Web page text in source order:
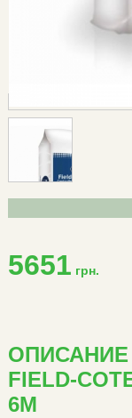
5651 грн.
ОПИСАНИЕ
FIELD-
6М